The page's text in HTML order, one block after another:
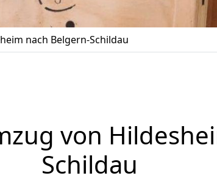
nach Belgern-Schildau
von
Schildau